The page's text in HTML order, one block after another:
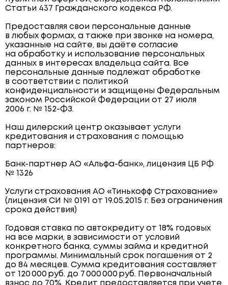
Статьи 437 Гражданского кодекса РФ.
Предоставляя свои персональные данные
в любых формах, а также при звонке на номера,
указанные на сайте, вы даёте согласие
на обработку и использование персональных
данных в интересах владельца сайта. Все
персональные данные подлежат обработке
в соответствии с политикой
конфиденциальности и защищены Федеральным
законом Российской Федерации от 27 июля
2006 г. № 152-ФЗ.
Наш дилерский центр оказывает услуги
кредитования и страхования с помощью
партнеров:
Банк-партнер АО «Альфа-банк», лицензия ЦБ РФ
№ 1326
Услуги страхования АО «Тинькофф Страхование»
(лицензия СИ № 0191 от 19.05.2015 г. Без ограничения
срока действия)
Годовая ставка по автокредиту от 18% годовых
на все марки, в зависимости от условий
конкретного банка, суммы займа и кредитной
программы. Минимальный срок погашения от 2
до 84 месяцев. Сумма кредитования составляет
от 120 000 руб. до 7 000 000 руб. Первоначальный
взнос до 70%. Кредит предоставляется при учете